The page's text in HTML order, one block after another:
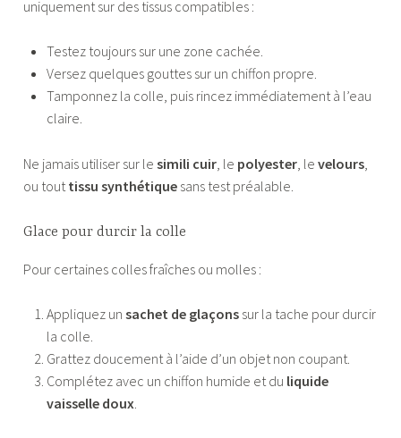
uniquement sur des tissus compatibles :
Testez toujours sur une zone cachée.
Versez quelques gouttes sur un chiffon propre.
Tamponnez la colle, puis rincez immédiatement à l’eau
claire.
Ne jamais utiliser sur lesimili cuir , le polyester , levelours
ou tout tissu synthétique sans test préalable.
Glace pour durcir la colle
Pour certaines colles fraîches ou molles :
Appliquez un sachet de glaçonssur la tache pour durcir
la colle.
Grattez doucement à l’aide d’un objet non coupant.
Complétez avec un chiffon humide et du liquide
vaisselle doux.